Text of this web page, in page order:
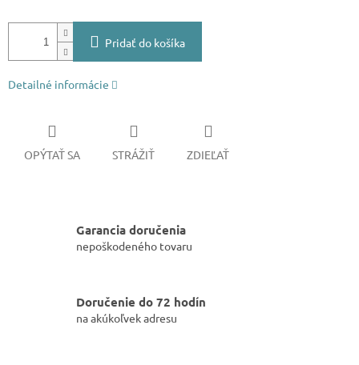
Pridať do košíka
Detailné informácie
OPÝTAŤ SA STRÁŽIŤ ZDIEĽAŤ
Garancia doručenia
nepoškodeného tovaru
Doručenie do 72 hodín
na akúkoľvek adresu